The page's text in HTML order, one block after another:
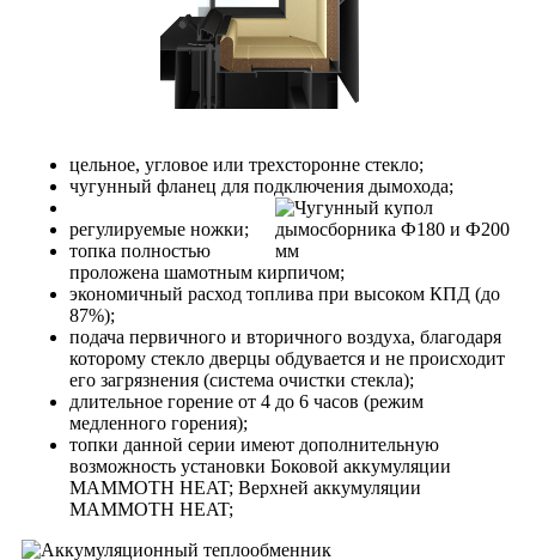
цельное, угловое или трехсторонне стекло;
чугунный фланец для подключения дымохода;
регулируемые ножки;
топка полностью
проложена шамотным кирпичом;
экономичный расход топлива при высоком КПД (до
87%);
подача первичного и вторичного воздуха, благодаря
которому стекло дверцы обдувается и не происходит
его загрязнения (система очистки стекла);
длительное горение от 4 до 6 часов (режим
медленного горения);
топки данной серии имеют дополнительную
возможность установки Боковой аккумуляции
MAMMOTH HEAT; Верхней аккумуляции
MAMMOTH HEAT;